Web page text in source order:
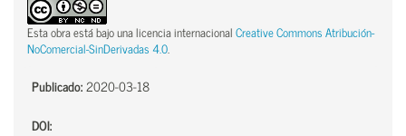
Esta obra está bajo una licencia internacionalCreative Commons Atribución-
NoComercial-SinDerivadas 4.0.
Publicado:2020-03-18
DOI: